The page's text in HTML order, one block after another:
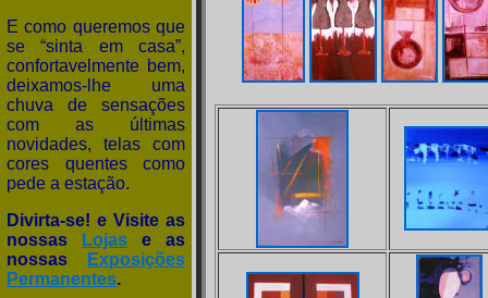
E como queremos que
se “sinta em casa”,
confortavelmente bem,
deixamos-lhe uma
chuva de sensações
com as últimas
novidades, telas com
cores quentes como
pede a estação.
Divirta-se! e Visite as
nossas
Lojas e as
nossas
Exposições
Permanentes.